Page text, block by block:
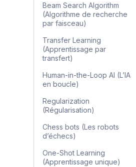
Beam Search Algorithm
(Algorithme de recherche
par faisceau)
Transfer Learning
(Apprentissage par
transfert)
Human-in-the-Loop AI (L’IA
en boucle)
Regularization
(Régularisation)
Chess bots (Les robots
d’échecs)
One-Shot Learning
(Apprentissage unique)